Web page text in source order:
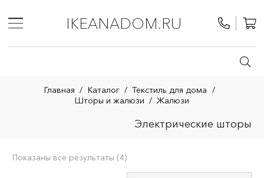
IKEANADOM.RU
Главная / Каталог / Текстиль для дома /
Шторы и жалюзи / Жалюзи
Электрические шторы
Показаны все результаты (4)